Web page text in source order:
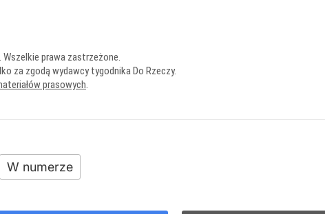
prawa zastrzeżone.
za zgodą wydawcy tygodnika Do Rzeczy.
prasowych.
W numerze